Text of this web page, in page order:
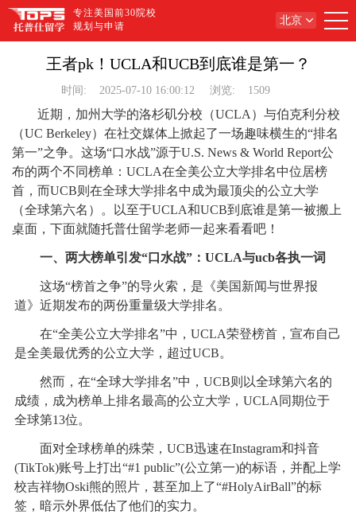
专注美国前30院校
规划与申请
北京
王者pk！UCLA和UCB到底谁是第一？
时间: 2025-07-10 16:00:12 浏览: 1509
近期，加州大学的洛杉矶分校（UCLA）与伯克利分校
（UC Berkeley）在社交媒体上掀起了一场趣味横生的“排名
第一”之争。这场“口水战”源于U.S. News & World Report公
布的两个不同榜单：UCLA在全美公立大学排名中位居榜
首，而UCB则在全球大学排名中成为最顶尖的公立大学
（全球第六名）。以至于UCLA和UCB到底谁是第一被搬上
桌面，下面就随托普仕留学老师一起来看看吧！
一、两大榜单引发“口水战”：UCLA与ucb各执一词
这场“榜首之争”的导火索，是《美国新闻与世界报
道》近期发布的两份重量级大学排名。
在“全美公立大学排名”中，UCLA荣登榜首，宣布自己
是全美最优秀的公立大学，超过UCB。
然而，在“全球大学排名”中，UCB则以全球第六名的
成绩，成为榜单上排名最高的公立大学，UCLA同期位于
全球第13位。
面对全球榜单的殊荣，UCB迅速在Instagram和抖音
(TikTok)账号上打出“#1 public”(公立第一)的标语，并配上学
校吉祥物Oski熊的照片，甚至加上了“#HolyAirBall”的标
签，暗示外界低估了他们的实力。